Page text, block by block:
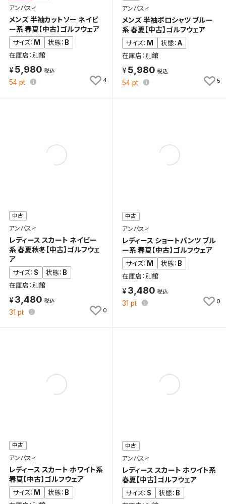
アンパスィ
メンズ 半袖カットソー ネイビ
ー系 春夏【中古】ゴルフウェア
サイズ： M 状態： B
在庫店：別館
5,980
54 pt 4
アンパスィ
メンズ 半袖ポロシャツ ブルー
系 春夏【中古】ゴルフウェア
サイズ： M 状態：A
在庫店：別館
5,980
54 pt 5
中古
アンパスィ
レディース スカート ネイビー
系 春夏秋冬【中古】ゴルフウェ
ア
サイズ： S 状態： B
在庫店：別館
3,480
31 pt 0
中古
アンパスィ
レディース ショートパンツ ブル
ー系 春夏【中古】ゴルフウェア
サイズ： M 状態： B
在庫店：別館
3,480
31 pt 0
中古
アンパスィ
レディース スカート ホワイト系
春夏【中古】ゴルフウェア
サイズ： M 状態： B
中古
アンパスィ
レディース スカート ホワイト系
春夏【中古】ゴルフウェア
サイズ： S 状態： B
よく探す商品を、毎回条件指定することなく簡単に開
くことができます。
検索条件